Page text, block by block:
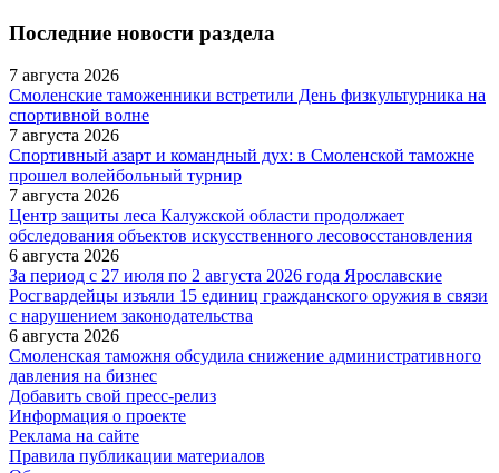
Последние новости раздела
7 августа 2026
Смоленские таможенники встретили День физкультурника на
спортивной волне
7 августа 2026
Спортивный азарт и командный дух: в Смоленской таможне
прошел волейбольный турнир
7 августа 2026
Центр защиты леса Калужской области продолжает
обследования объектов искусственного лесовосстановления
6 августа 2026
За период с 27 июля по 2 августа 2026 года Ярославские
Росгвардейцы изъяли 15 единиц гражданского оружия в связи
с нарушением законодательства
6 августа 2026
Смоленская таможня обсудила снижение административного
давления на бизнес
Добавить свой пресс-релиз
Информация о проекте
Реклама на сайте
Правила публикации материалов